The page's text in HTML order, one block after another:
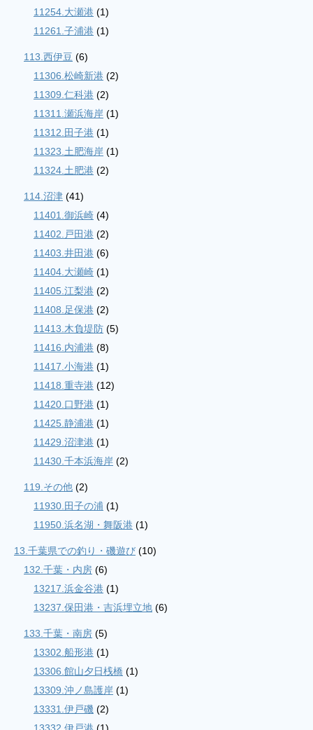
11254.大瀬港 (1)
11261.子浦港 (1)
113.西伊豆 (6)
11306.松崎新港 (2)
11309.仁科港 (2)
11311.瀬浜海岸 (1)
11312.田子港 (1)
11323.土肥海岸 (1)
11324.土肥港 (2)
114.沼津 (41)
11401.御浜崎 (4)
11402.戸田港 (2)
11403.井田港 (6)
11404.大瀬崎 (1)
11405.江梨港 (2)
11408.足保港 (2)
11413.木負堤防 (5)
11416.内浦港 (8)
11417.小海港 (1)
11418.重寺港 (12)
11420.口野港 (1)
11425.静浦港 (1)
11429.沼津港 (1)
11430.千本浜海岸 (2)
119.その他 (2)
11930.田子の浦 (1)
11950.浜名湖・舞阪港 (1)
13.千葉県での釣り・磯遊び (10)
132.千葉・内房 (6)
13217.浜金谷港 (1)
13237.保田港・吉浜埋立地 (6)
133.千葉・南房 (5)
13302.船形港 (1)
13306.館山夕日桟橋 (1)
13309.沖ノ島護岸 (1)
13331.伊戸磯 (2)